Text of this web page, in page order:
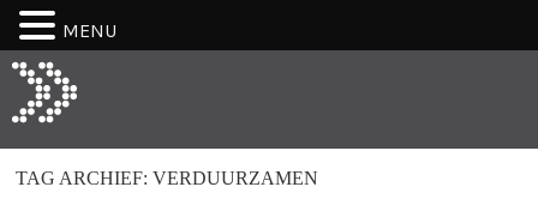
TAG ARCHIEF: VERDUURZAMEN
MENU